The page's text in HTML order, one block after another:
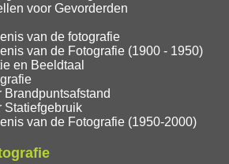
voor Gevorderden
van de fotografie
van de Fotografie (1900 - 1950)
en Beeldtaal
Statiefgebruik
van de Fotografie (1950-2000)